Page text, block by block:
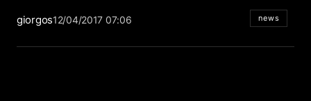
giorgos12/04/2017 07:06 news